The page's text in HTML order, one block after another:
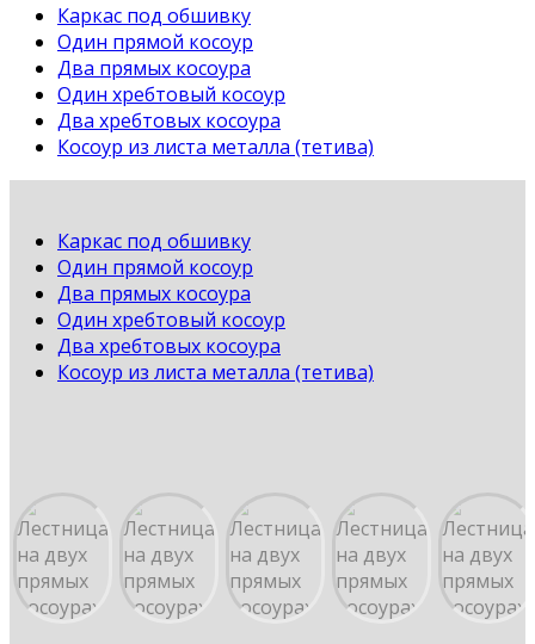
Каркас под обшивку
Один прямой косоур
Два прямых косоура
Один хребтовый косоур
Два хребтовых косоура
Косоур из листа металла (тетива)
Каркас под обшивку
Один прямой косоур
Два прямых косоура
Один хребтовый косоур
Два хребтовых косоура
Косоур из листа металла (тетива)